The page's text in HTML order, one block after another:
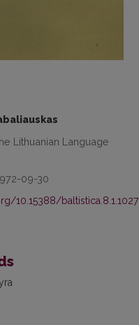
Lithuanian Language
09-30
10.15388/baltistica.8.1.1027